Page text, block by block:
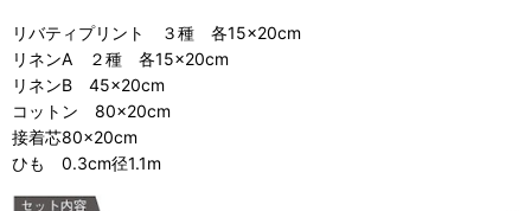
リバティプリント ３種 各15×20cm
リネンA ２種 各15×20cm
リネンB 45×20cm
コットン 80×20cm
接着芯80×20cm
ひも 0.3cm径1.1m